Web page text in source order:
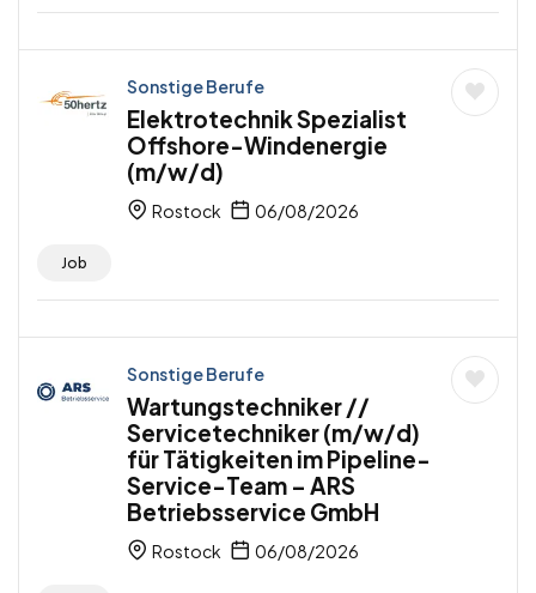
Sonstige Berufe
Elektrotechnik Spezialist
Offshore-Windenergie
(m/w/d)
Rostock 06/08/2026
Job
Sonstige Berufe
Wartungstechniker //
Servicetechniker (m/w/d)
für Tätigkeiten im Pipeline-
Service-Team – ARS
Betriebsservice GmbH
Rostock 06/08/2026